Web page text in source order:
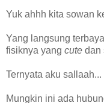
Yuk ahhh kita sowan
Yang langsung
fisiknya yang cute dan
Ternyata aku sallaah...
Mungkin ini ada